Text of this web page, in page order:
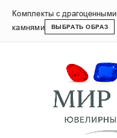
Комплекты с драгоценными
камнями
ВЫБРАТЬ ОБРАЗ